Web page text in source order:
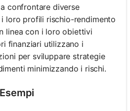
confrontare diverse
loro profili rischio-rendimento
linea con i loro obiettivi
finanziari utilizzano i
per sviluppare strategie
minimizzando i rischi.